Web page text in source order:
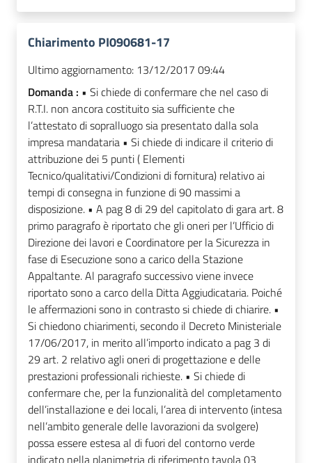
Chiarimento PI090681-17
Ultimo aggiornamento: 13/12/2017 09:44
Domanda : • Si chiede di confermare che nel caso di
R.T.I. non ancora costituito sia sufficiente che
l’attestato di sopralluogo sia presentato dalla sola
impresa mandataria • Si chiede di indicare il criterio di
attribuzione dei 5 punti ( Elementi
Tecnico/qualitativi/Condizioni di fornitura) relativo ai
tempi di consegna in funzione di 90 massimi a
disposizione. • A pag 8 di 29 del capitolato di gara art. 8
primo paragrafo è riportato che gli oneri per l’Ufficio di
Direzione dei lavori e Coordinatore per la Sicurezza in
fase di Esecuzione sono a carico della Stazione
Appaltante. Al paragrafo successivo viene invece
riportato sono a carco della Ditta Aggiudicataria. Poiché
le affermazioni sono in contrasto si chiede di chiarire. •
Si chiedono chiarimenti, secondo il Decreto Ministeriale
17/06/2017, in merito all’importo indicato a pag 3 di
29 art. 2 relativo agli oneri di progettazione e delle
prestazioni professionali richieste. • Si chiede di
confermare che, per la funzionalità del completamento
dell’installazione e dei locali, l’area di intervento (intesa
nell’ambito generale delle lavorazioni da svolgere)
possa essere estesa al di fuori del contorno verde
indicato nella planimetria di riferimento tavola 03